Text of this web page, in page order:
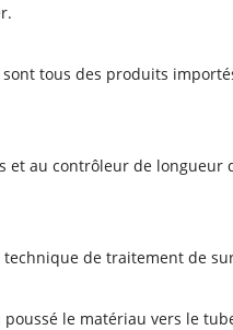
tous des produits
et au contrôleur de longueur
de traitement de
le matériau vers le